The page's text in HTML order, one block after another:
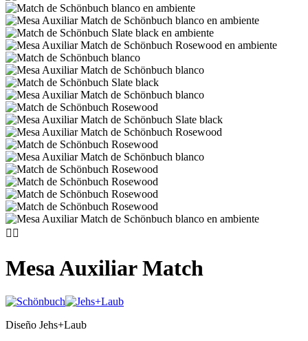
 
Mesa Auxiliar Match
Diseño Jehs+Laub